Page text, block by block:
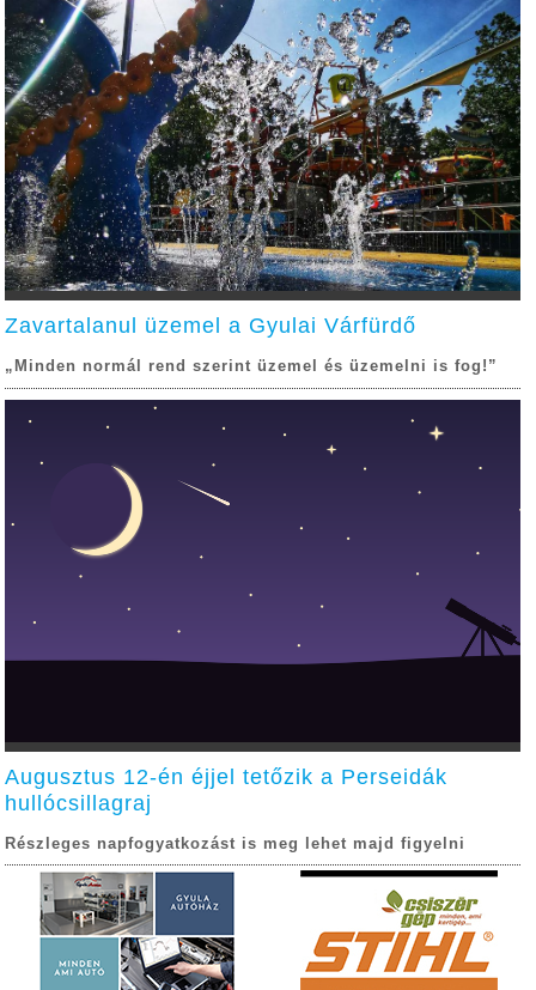
Zavartalanul üzemel a Gyulai Várfürdő
„Minden normál rend szerint üzemel és üzemelni is fog!”
Augusztus 12-én éjjel tetőzik a Perseidák
hullócsillagraj
Részleges napfogyatkozást is meg lehet majd figyelni